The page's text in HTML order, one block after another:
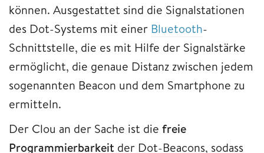
können. Ausgestattet sind die Signalstationen
des Dot-Systems mit einer Bluetooth-
Schnittstelle, die es mit Hilfe der Signalstärke
ermöglicht, die genaue Distanz zwischen jedem
sogenannten Beacon und dem Smartphone zu
ermitteln.
Der Clou an der Sache ist die freie
Programmierbarkeit der Dot-Beacons, sodass